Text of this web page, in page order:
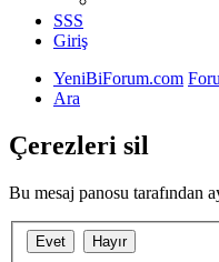
SSS
Giriş
YeniBiForum.com
Ara
Çerezleri sil
Bu mesaj panosu tarafından